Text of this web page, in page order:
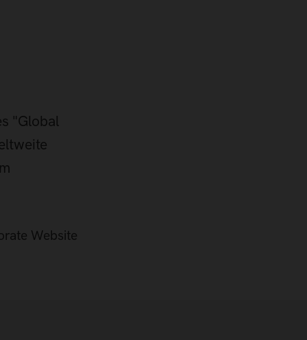
"Global
Website